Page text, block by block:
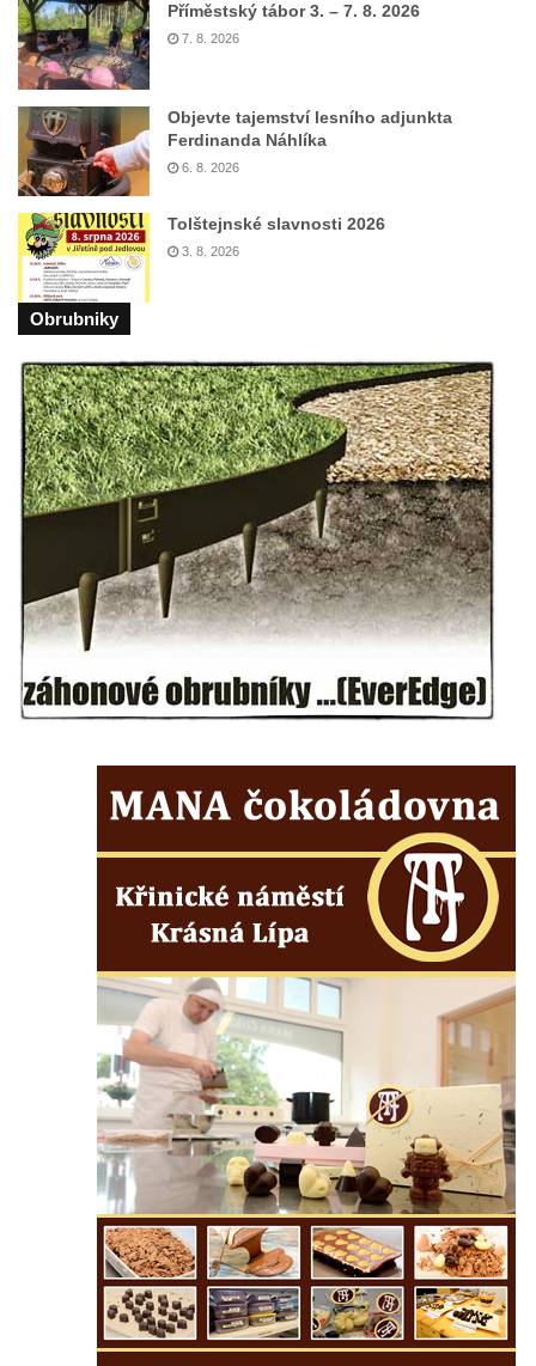
Socha býka před areálem firmy 2JCP v
Račicích
Povodňový sloup II. v Dobříni
Povodňový sloup I. v Dobříni
Pamětní kámen vodního díla Josefův Důl
Oparnu
Socha svaté Anny u domu čp. 3 v Oparnu
Lavička Václava Havla v Pardubicích
Lavička Václava Havla v Krásné Lípě
Upoutávka JduHřebenovkou u parkoviště
na Mezní Louce
Kamenný obelisk na vyhlídce u Pravčické
Sousoší svatého Václava, svatého Floriána
a svatého Jana Nepomuckého východně
od Mezné
Socha vodníka na trase naučné stezky v
Srbské Kamenici
Podstavec v zámecké zahradě v Duchcově
Sousoší dětí u obecního úřadu v Janově
Socha Andromedé u pavilonu Reinerovy
v Duchcově
Socha Flóry u pavilonu Reinerovy fresky v
Socha Afrodité u pavilonu Reinerovy fresky
v Duchcově
Pamětní kámen rybníka Barbory v
Duchcově
Delfín na Sfingovém rybníku v zámeckém
parku v Duchcově
Sfinga II. na Sfingovém rybníku v
zámeckém parku v Duchcově
Sfinga I. na Sfingovém rybníku v zámeckém
parku v Duchcově
Socha Minervy na nádvoří zámku v
Příměstský tábor 3. – 7. 8. 2026
7. 8. 2026
Objevte tajemství lesního adjunkta
Ferdinanda Náhlíka
6. 8. 2026
Tolštejnské slavnosti 2026
3. 8. 2026
Obrubniky